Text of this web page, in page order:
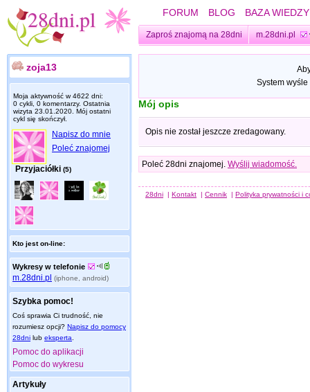
FORUM BLOG BAZA WIEDZY
Zaproś znajomą na 28dni m.28dni.pl
zoja13
Moja aktywność w 4622 dni:
0 cykli, 0 komentarzy. Ostatnia
wizyta 23.01.2020 . Mój ostatni
cykl się skończył.
Napisz do mnie
Poleć znajomej
Przyjaciółki (5)
Kto jest on-line:
Wykresy w telefonie
m.28dni.pl (iphone, android)
Szybka pomoc!
Coś sprawia Ci trudność, nie
rozumiesz opcji? Napisz do pomocy
28dni lub eksperta
Pomoc do aplikacji
Pomoc do wykresu
Artykuły
System
Mój opis
Opis nie został jeszcze zredagowany.
Poleć 28dni znajomej. Wyślij wiadomość.
28dni | Kontakt | Cennik | Polityka prywatności i